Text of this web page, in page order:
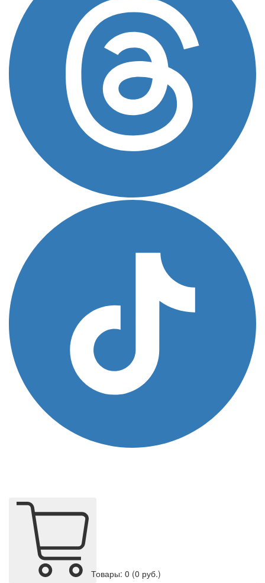
Товары: 0 (0 руб.)